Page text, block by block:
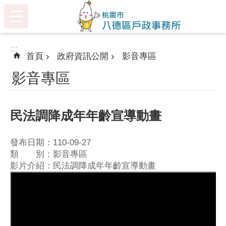
:::
首頁 政府資訊公開 影音專區
影音專區
民法調降成年年齡宣導動畫
發布日期：110-09-27
類 別：影音專區
影片介紹：民法調降成年年齡宣導動畫